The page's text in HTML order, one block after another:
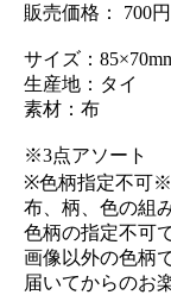
販売価格： 700
サイズ：
生産地：タイ
素材：布
※3点アソート
※色柄指定不可※
布、柄、色の組
色柄の指定不可
画像以外の色柄
届いてからのお